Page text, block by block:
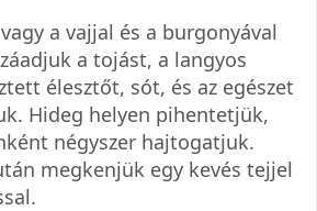
a vajjal és a burgonyával
a tojást, a langyos
élesztőt, sót, és az egészet
Hideg helyen pihentetjük,
négyszer hajtogatjuk.
megkenjük egy kevés tejjel